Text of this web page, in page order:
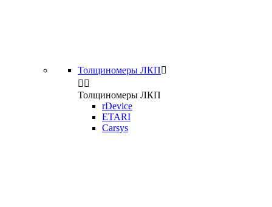
Толщиномеры ЛКП
 
Толщиномеры ЛКП
rDevice
ETARI
Carsys